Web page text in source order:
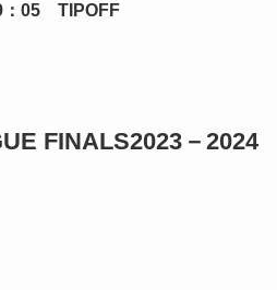
：05 TIPOFF
FINALS2023－